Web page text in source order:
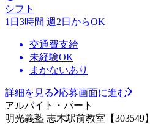
シフト
1日3時間 週2日からOK
交通費支給
未経験OK
まかないあり
詳細を見る
応募画面に進む
アルバイト・パート
明光義塾 志木駅前教室【303549】